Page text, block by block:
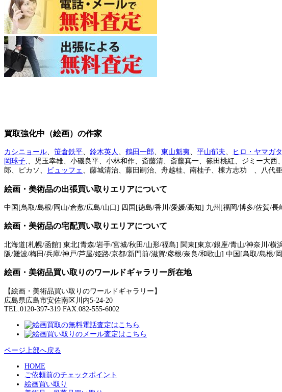
買取強化中（絵画）の作家
カシニョール、 笹倉鉄平、 鈴木英人 、 鶴田一郎、 東山魁夷、 平山郁夫、 ヒロ・ヤマガ
岡球子,、児玉幸雄、小磯良平、小林和作、斎藤清、斎藤真一、篠田桃紅、ジミー大西
郎、ピカソ、
ビュッフェ 、藤城清治、藤田嗣治、舟越桂、南桂子、棟方志功 、八代
絵画・美術品の出張買い取りエリアについて
中国[鳥取/島根/岡山/倉敷/広島/山口] 四国[徳島/香川/愛媛/高知] 九州[福岡/博多/佐賀/長
絵画・美術品の宅配買い取りエリアについて
北海道[札幌/函館] 東北[青森/岩手/宮城/秋田/山形/福島] 関東[東京/銀座/青山/神奈川/
阪/難波/梅田/兵庫/神戸/芦屋/姫路/京都/新門前/滋賀/彦根/奈良/和歌山] 中国[鳥取/島根
絵画・美術品買い取りのワールドギャラリー所在地
【絵画・美術品買い取りのワールドギャラリー】
広島県広島市安佐南区川内5-24-20
TEL.0120-397-319 FAX.082-555-6002
ページ上部へ戻る
HOME
ご依頼前のチェックポイント
絵画買い取り